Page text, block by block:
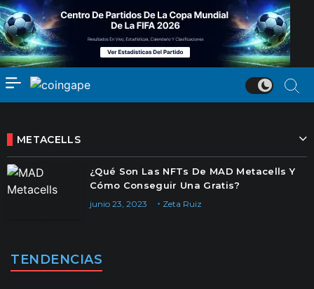
METACELLS
¿Qué Son Las NFTs De MAD Metacells Y
Cómo Conseguir Una Gratis?
Zeta Ruiz
junio 23, 2023
TENDENCIAS